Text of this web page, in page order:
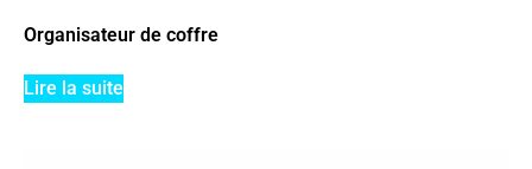
Organisateur de coffre
Lire la suite